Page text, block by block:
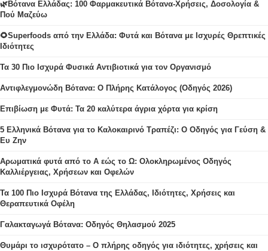
🌿Βότανα Ελλάδας: 100 Φαρμακευτικά Βότανα-Χρήσεις, Δοσολογία &
Πού Μαζεύω
🌻Superfoods από την Ελλάδα: Φυτά και Βότανα με Ισχυρές Θρεπτικές
Ιδιότητες
Τα 30 Πιο Ισχυρά Φυσικά Αντιβιοτικά για τον Οργανισμό
Αντιφλεγμονώδη Βότανα: Ο Πλήρης Κατάλογος (Οδηγός 2026)
Επιβίωση με Φυτά: Τα 20 καλύτερα άγρια χόρτα για κρίση
5 Ελληνικά Βότανα για το Καλοκαιρινό Τραπέζι: Ο Οδηγός για Γεύση &
Ευ Ζην
Αρωματικά φυτά από το Α εώς το Ω: Ολοκληρωμένος Οδηγός
Καλλιέργειας, Χρήσεων και Οφελών
Τα 100 Πιο Ισχυρά Βότανα της Ελλάδας, Ιδιότητες, Χρήσεις και
Θεραπευτικά Οφέλη
Γαλακταγωγά Βότανα: Οδηγός Θηλασμού 2025
Θυμάρι το ισχυρότατο – Ο πλήρης οδηγός για ιδιότητες, χρήσεις και